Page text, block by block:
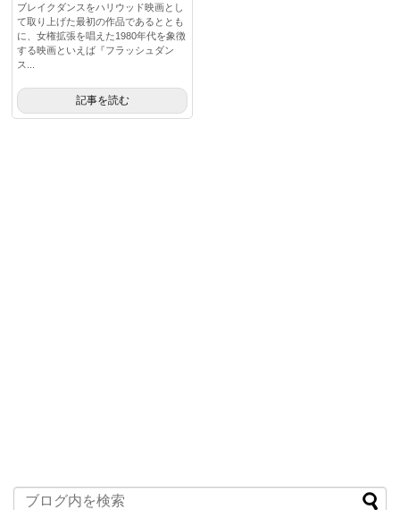
ブレイクダンスをハリウッド映画とし
て取り上げた最初の作品であるととも
に、女権拡張を唱えた1980年代を象徴
する映画といえば『フラッシュダン
ス...
記事を読む